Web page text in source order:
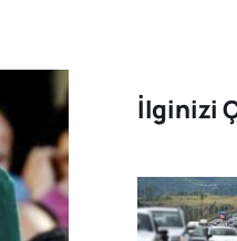
İlginizi